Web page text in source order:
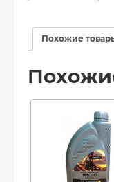
Похожие